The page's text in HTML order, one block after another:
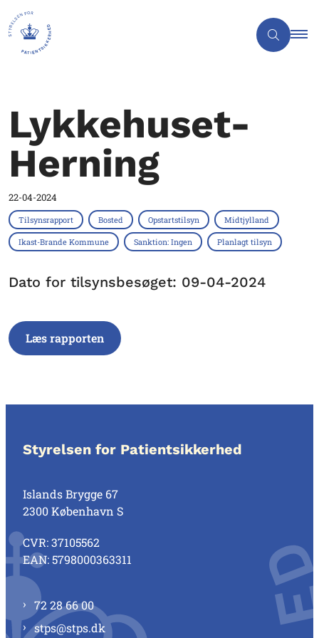
Lykkehuset-
Herning
22-04-2024
Tilsynsrapport Bosted Opstartstilsyn Midtjylland
Ikast-Brande Kommune Sanktion: Ingen Planlagt tilsyn
Dato for tilsynsbesøget: 09-04-2024
Læs rapporten
Styrelsen for Patientsikkerhed
Islands Brygge 67
2300 København S
CVR: 37105562
EAN: 5798000363311
72 28 66 00
stps@stps.dk